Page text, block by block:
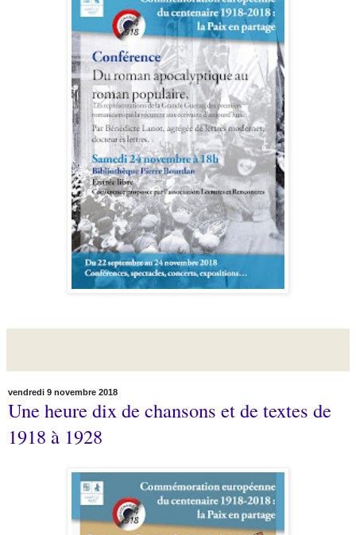
vendredi 9 novembre 2018
Une heure dix de chansons et de textes de
1918 à 1928